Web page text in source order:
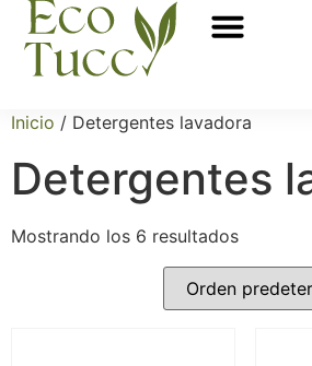
Inicio / Detergentes lavadora
Detergentes
Mostrando los 6 resultados